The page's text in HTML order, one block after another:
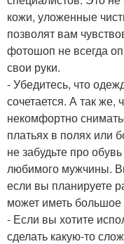
кожи, уложенные
позволят вам
фотошоп не всегда
свои руки.
- Убедитесь, что
сочетается. А так же,
некомфортно
платьях в полях или
не забудьте про
любимого мужчины.
если вы планируете
может иметь большое
- Если вы хотите
сделать какую-то